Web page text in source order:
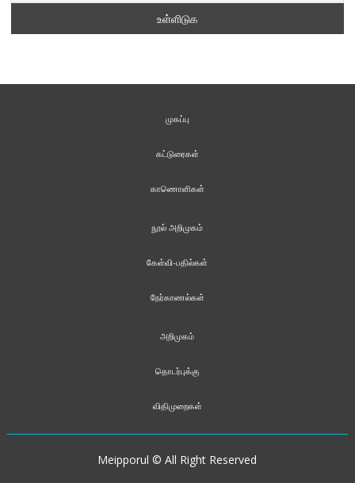
முகப்பு
கட்டுரைகள்
காணொளிகள்
நூல் அறிமுகம்
கேள்வி-பதில்கள்
நேர்காணல்கள்
அறிமுகம்
தொடர்புக்கு
விதிமுறைகள்
Meipporul © All Right Reserved